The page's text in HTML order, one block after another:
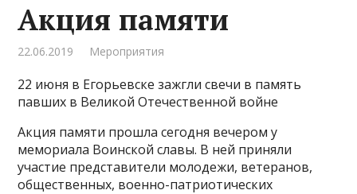
Акция памяти
22.06.2019 Мероприятия
22 июня в Егорьевске зажгли свечи в память
павших в Великой Отечественной войне
Акция памяти прошла сегодня вечером у
мемориала Воинской славы. В ней приняли
участие представители молодежи, ветеранов,
общественных, военно-патриотических